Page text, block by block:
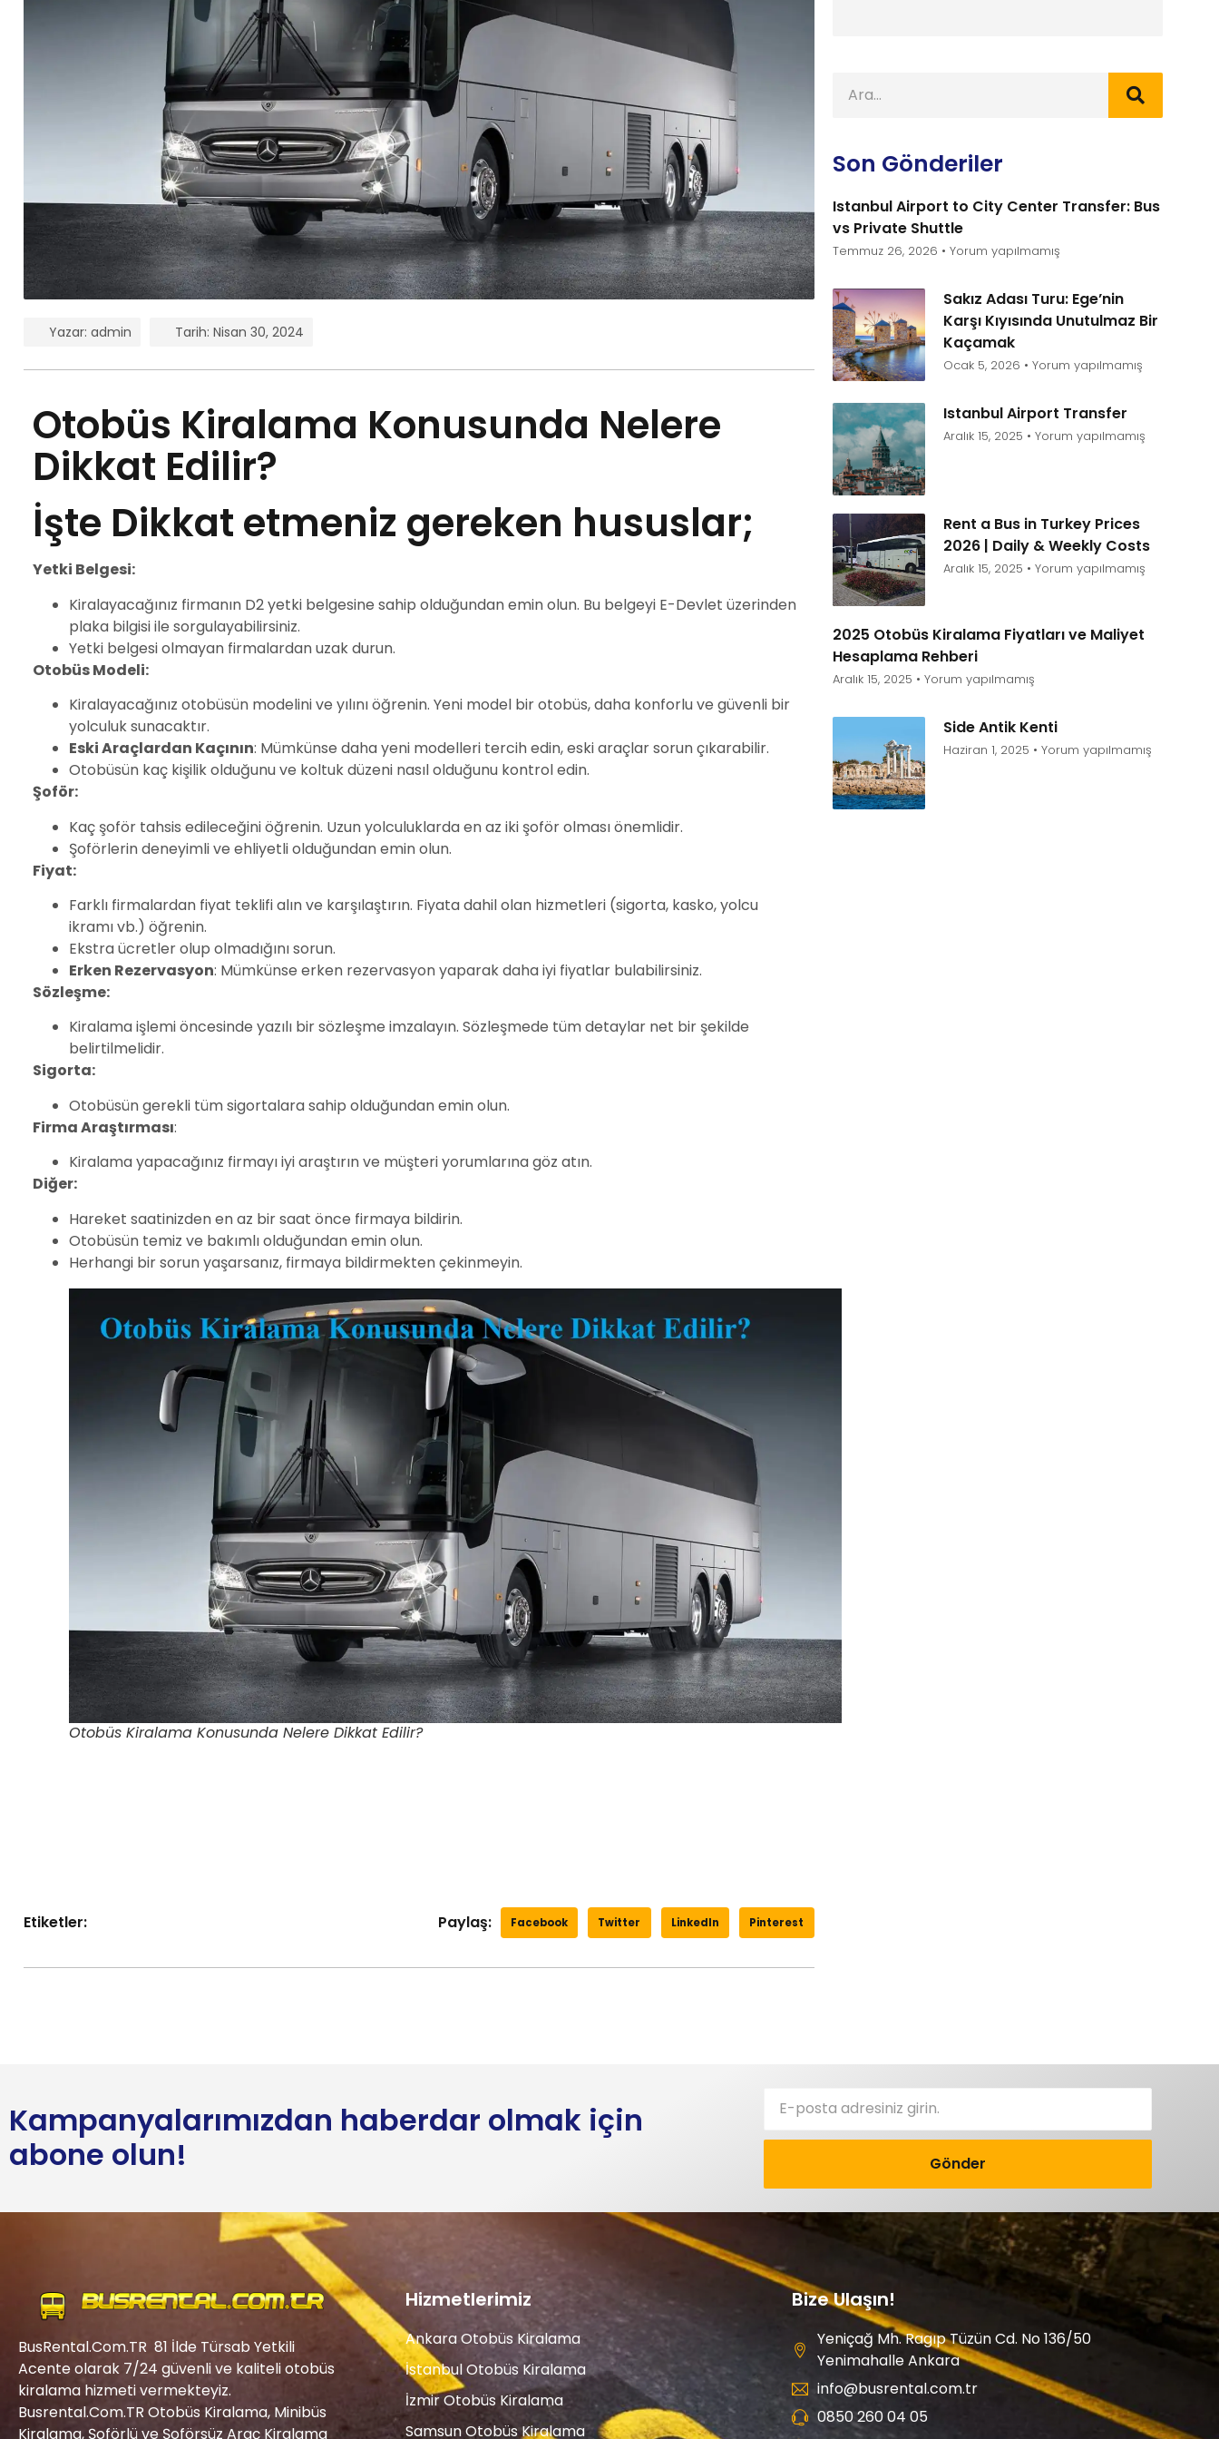
Yazar: admin Tarih: Nisan 30, 2024
Otobüs Kiralama Konusunda Nelere
Dikkat Edilir?
İşte Dikkat etmeniz gereken hususlar;
Yetki Belgesi:
Kiralayacağınız firmanın D2 yetki belgesine sahip olduğundan emin olun. Bu belgeyi E-Devlet üzerinden
plaka bilgisi ile sorgulayabilirsiniz.
Yetki belgesi olmayan firmalardan uzak durun.
Otobüs Modeli:
Kiralayacağınız otobüsün modelini ve yılını öğrenin. Yeni model bir otobüs, daha konforlu ve güvenli bir
yolculuk sunacaktır.
Eski Araçlardan Kaçının: Mümkünse daha yeni modelleri tercih edin, eski araçlar sorun çıkarabilir.
Otobüsün kaç kişilik olduğunu ve koltuk düzeni nasıl olduğunu kontrol edin.
Şoför:
Kaç şoför tahsis edileceğini öğrenin. Uzun yolculuklarda en az iki şoför olması önemlidir.
Şoförlerin deneyimli ve ehliyetli olduğundan emin olun.
Fiyat:
Farklı firmalardan fiyat teklifi alın ve karşılaştırın. Fiyata dahil olan hizmetleri (sigorta, kasko, yolcu
ikramı vb.) öğrenin.
Ekstra ücretler olup olmadığını sorun.
Erken Rezervasyon: Mümkünse erken rezervasyon yaparak daha iyi fiyatlar bulabilirsiniz.
Sözleşme:
Kiralama işlemi öncesinde yazılı bir sözleşme imzalayın. Sözleşmede tüm detaylar net bir şekilde
belirtilmelidir.
Sigorta:
Otobüsün gerekli tüm sigortalara sahip olduğundan emin olun.
Firma Araştırması:
Kiralama yapacağınız firmayı iyi araştırın ve müşteri yorumlarına göz atın.
Diğer:
Hareket saatinizden en az bir saat önce firmaya bildirin.
Otobüsün temiz ve bakımlı olduğundan emin olun.
Herhangi bir sorun yaşarsanız, firmaya bildirmekten çekinmeyin.
Otobüs Kiralama Konusunda Nelere Dikkat Edilir?
Etiketler: Paylaş: Facebook Twitter LinkedIn Pinterest
Son Gönderiler
Istanbul Airport to City Center Transfer: Bus
vs Private Shuttle
Temmuz 26, 2026 Yorum yapılmamış
Sakız Adası Turu: Ege’nin
Karşı Kıyısında Unutulmaz Bir
Kaçamak
Ocak 5, 2026 Yorum yapılmamış
Istanbul Airport Transfer
Aralık 15, 2025 Yorum yapılmamış
Rent a Bus in Turkey Prices
2026 | Daily & Weekly Costs
Aralık 15, 2025 Yorum yapılmamış
2025 Otobüs Kiralama Fiyatları ve Maliyet
Hesaplama Rehberi
Aralık 15, 2025 Yorum yapılmamış
Side Antik Kenti
Haziran 1, 2025 Yorum yapılmamış
Kampanyalarımızdan haberdar olmak için
abone olun!
Gönder
BusRental.Com.TR 81 İlde Türsab Yetkili
Acente olarak 7/24 güvenli ve kaliteli otobüs
kiralama hizmeti vermekteyiz.
Busrental.Com.TR Otobüs Kiralama, Minibüs
Kiralama, Şoförlü ve Şoförsüz Araç Kiralama
Hizmetlerimiz
Ankara Otobüs Kiralama
İstanbul Otobüs Kiralama
İzmir Otobüs Kiralama
Samsun Otobüs Kiralama
Bize Ulaşın!
Yeniçağ Mh. Ragıp Tüzün Cd. No 136/50
Yenimahalle Ankara
info@busrental.com.tr
0850 260 04 05